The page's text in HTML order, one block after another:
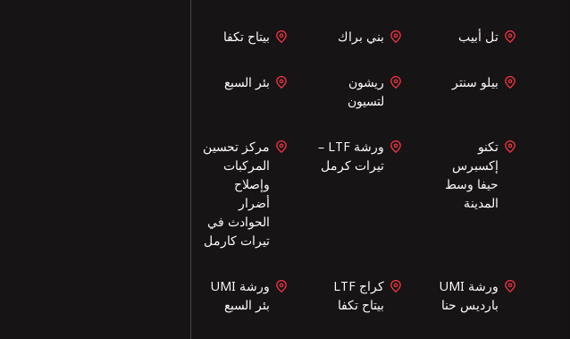
تل أبيب بني براك بيتاح تكفا
بيلو سنتر
ريشون
لتسيون
بئر السبع
تكنو
إكسبرس
حيفا وسط
المدينة
ورشة LTF –
تيرات كرمل
مركز تحسين
المركبات
وإصلاح
أضرار
الحوادث في
تيرات كارمل
ورشة UMI
بارديس حنا
كراج LTF
بيتاح تكفا
ورشة UMI
بئر السبع